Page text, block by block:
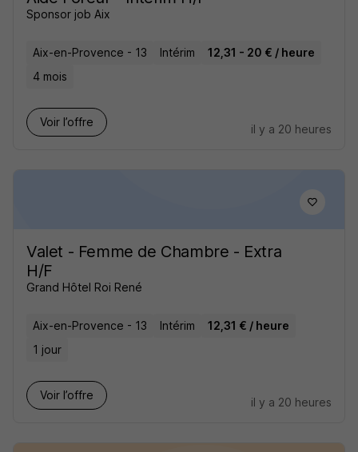
Sponsor job Aix
Aix-en-Provence - 13 Intérim
12,31 - 20 € / heure
4 mois
Voir l’offre
il y a 20 heures
Valet - Femme de Chambre - Extra
H/F
Grand Hôtel Roi René
Aix-en-Provence - 13 Intérim
12,31 € / heure
1 jour
Voir l’offre
il y a 20 heures